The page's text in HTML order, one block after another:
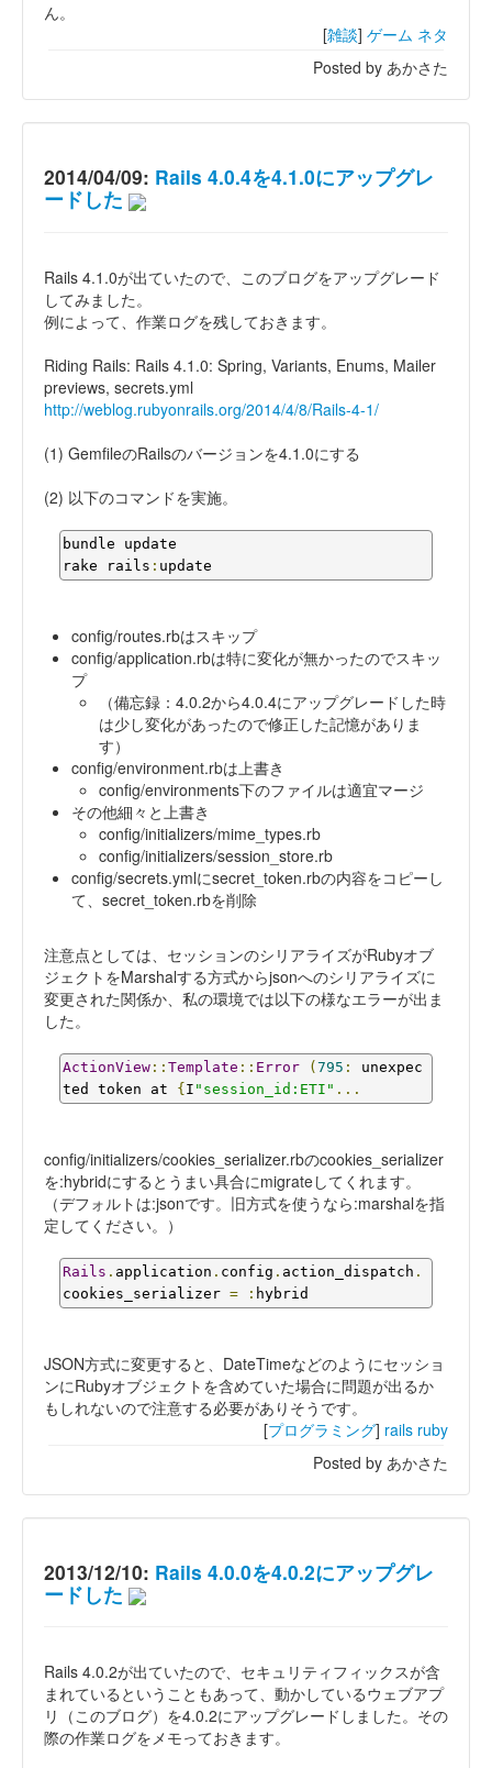
ん。
[雑談] ゲーム ネタ
Posted by あかさた
2014/04/09: Rails 4.0.4を4.1.0にアップグレ
ードした
Rails 4.1.0が出ていたので、このブログをアップグレード
してみました。
例によって、作業ログを残しておきます。
Riding Rails: Rails 4.1.0: Spring, Variants, Enums, Mailer
previews, secrets.yml
http://weblog.rubyonrails.org/2014/4/8/Rails-4-1/
(1) GemfileのRailsのバージョンを4.1.0にする
(2) 以下のコマンドを実施。
bundle update
rake rails : update
config/routes.rbはスキップ
config/application.rbは特に変化が無かったのでスキッ
プ
（備忘録：4.0.2から4.0.4にアップグレードした時
は少し変化があったので修正した記憶がありま
す）
config/environment.rbは上書き
config/environments下のファイルは適宜マージ
その他細々と上書き
config/initializers/mime_types.rb
config/initializers/session_store.rb
config/secrets.ymlにsecret_token.rbの内容をコピーし
て、secret_token.rbを削除
注意点としては、セッションのシリアライズがRubyオブ
ジェクトをMarshalする方式からjsonへのシリアライズに
変更された関係か、私の環境では以下の様なエラーが出ま
した。
ActionView :: Template :: Error (795 :
unexpec
ted token at {I "session_id:ETI" ...
config/initializers/cookies_serializer.rbのcookies_serializer
を:hybridにするとうまい具合にmigrateしてくれます。
（デフォルトは:jsonです。旧方式を使うなら:marshalを指
定してください。）
Rails . application . config . action_dispatch .
cookies_serializer = : hybrid
JSON方式に変更すると、DateTimeなどのようにセッショ
ンにRubyオブジェクトを含めていた場合に問題が出るか
もしれないので注意する必要がありそうです。
[プログラミング] rails ruby
Posted by あかさた
2013/12/10: Rails 4.0.0を4.0.2にアップグレ
ードした
Rails 4.0.2が出ていたので、セキュリティフィックスが含
まれているということもあって、動かしているウェブアプ
リ（このブログ）を4.0.2にアップグレードしました。その
際の作業ログをメモっておきます。